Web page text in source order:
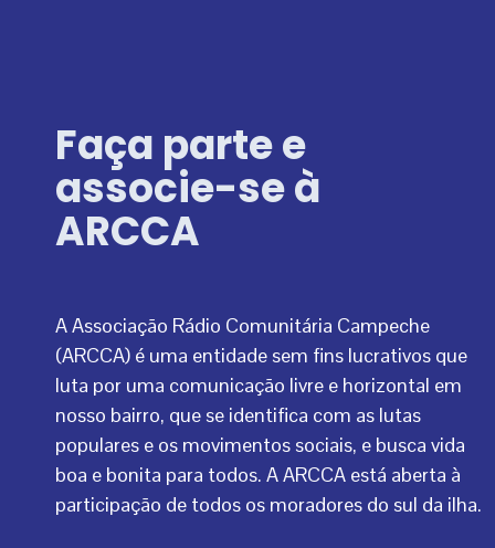
Faça parte e
associe-se à
ARCCA
A Associação Rádio Comunitária Campeche
(ARCCA) é uma entidade sem fins lucrativos que
luta por uma comunicação livre e horizontal em
nosso bairro, que se identifica com as lutas
populares e os movimentos sociais, e busca vida
boa e bonita para todos. A ARCCA está aberta à
participação de todos os moradores do sul da ilha.